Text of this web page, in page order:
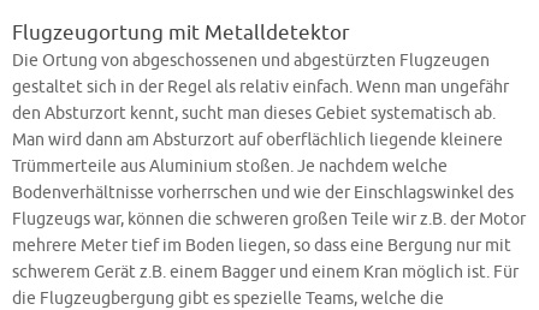
Flugzeugortung mit Metalldetektor
Die Ortung von abgeschossenen und abgestürzten Flugzeugen
gestaltet sich in der Regel als relativ einfach. Wenn man ungefähr
den Absturzort kennt, sucht man dieses Gebiet systematisch ab.
Man wird dann am Absturzort auf oberflächlich liegende kleinere
Trümmerteile aus Aluminium stoßen. Je nachdem welche
Bodenverhältnisse vorherrschen und wie der Einschlagswinkel des
Flugzeugs war, können die schweren großen Teile wir z.B. der Motor
mehrere Meter tief im Boden liegen, so dass eine Bergung nur mit
schwerem Gerät z.B. einem Bagger und einem Kran möglich ist. Für
die Flugzeugbergung gibt es spezielle Teams, welche die